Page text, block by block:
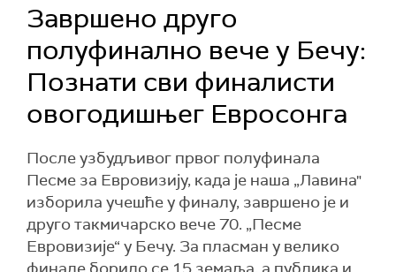
Завршено друго
полуфинално вече у Бечу:
Познати сви финалисти
овогодишњег Евросонга
После узбудљивог првог полуфинала
Песме за Евровизију, када је наша „Лавина"
изборила учешће у финалу, завршено је и
друго такмичарско вече 70. „Песме
Евровизије“ у Бечу. За пласман у велико